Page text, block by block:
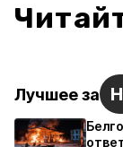
Лучшее за